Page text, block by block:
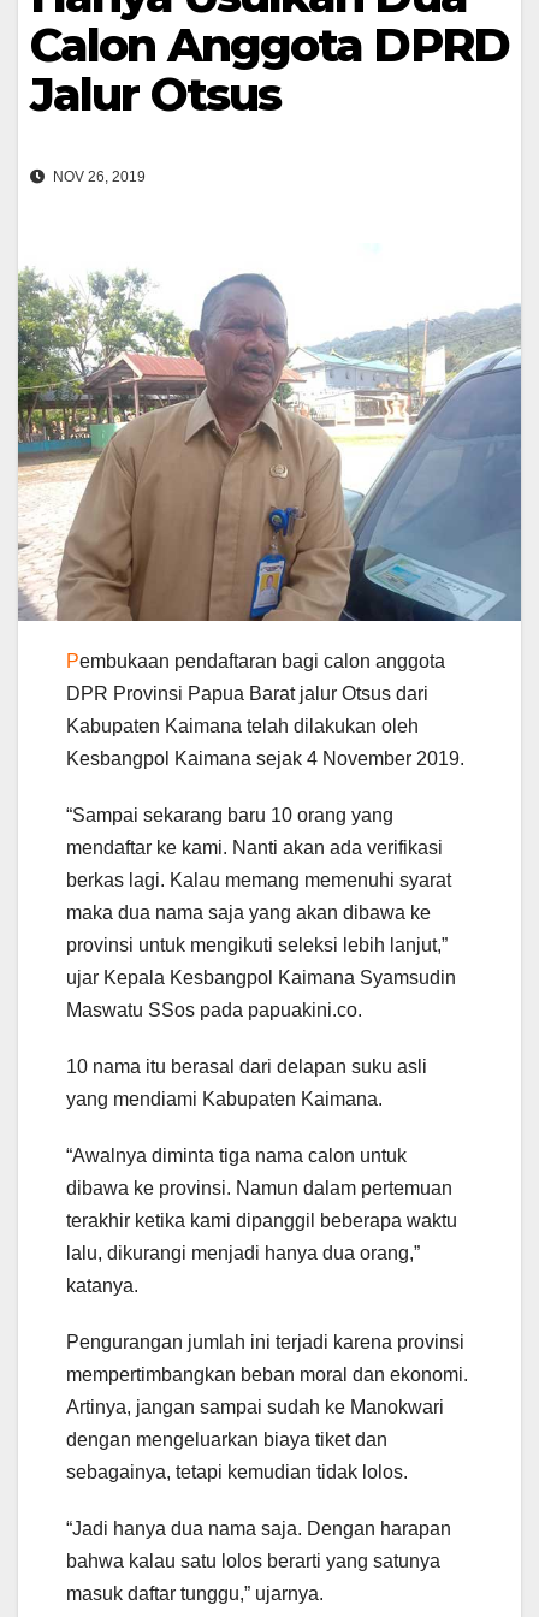
Calon Anggota DPRD
Jalur Otsus
NOV 26, 2019
Pembukaan pendaftaran bagi calon anggota
DPR Provinsi Papua Barat jalur Otsus dari
Kabupaten Kaimana telah dilakukan oleh
Kesbangpol Kaimana sejak 4 November 2019.
“Sampai sekarang baru 10 orang yang
mendaftar ke kami. Nanti akan ada verifikasi
berkas lagi. Kalau memang memenuhi syarat
maka dua nama saja yang akan dibawa ke
provinsi untuk mengikuti seleksi lebih lanjut,”
ujar Kepala Kesbangpol Kaimana Syamsudin
Maswatu SSos pada papuakini.co.
10 nama itu berasal dari delapan suku asli
yang mendiami Kabupaten Kaimana.
“Awalnya diminta tiga nama calon untuk
dibawa ke provinsi. Namun dalam pertemuan
terakhir ketika kami dipanggil beberapa waktu
lalu, dikurangi menjadi hanya dua orang,”
katanya.
Pengurangan jumlah ini terjadi karena provinsi
mempertimbangkan beban moral dan ekonomi.
Artinya, jangan sampai sudah ke Manokwari
dengan mengeluarkan biaya tiket dan
sebagainya, tetapi kemudian tidak lolos.
“Jadi hanya dua nama saja. Dengan harapan
bahwa kalau satu lolos berarti yang satunya
masuk daftar tunggu,” ujarnya.